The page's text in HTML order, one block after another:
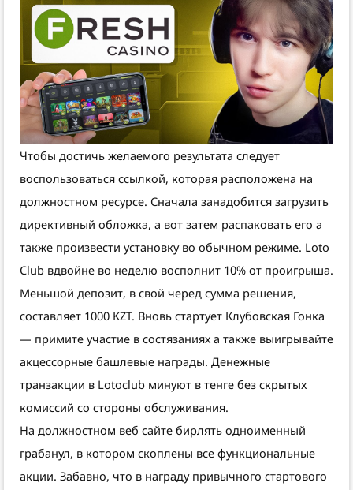
Чтобы достичь желаемого результата следует
воспользоваться ссылкой, которая расположена на
должностном ресурсе. Сначала занадобится загрузить
директивный обложка, а вот затем распаковать его а
также произвести установку во обычном режиме. Loto
Club вдвойне во неделю восполнит 10% от проигрыша.
Меньшой депозит, в свой черед сумма решения,
составляет 1000 KZT. Вновь стартует Клубовская Гонка
— примите участие в состязаниях а также выигрывайте
акцессорные башлевые награды. Денежные
транзакции в Lotoclub минуют в тенге без скрытых
комиссий со стороны обслуживания.
На должностном веб сайте бирлять одноименный
грабанул, в котором скоплены все функциональные
акции. Забавно, что в награду привычного стартового